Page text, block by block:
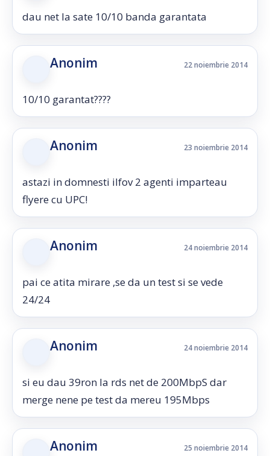
dau net la sate 10/10 banda garantata
Anonim 22 noiembrie 2014
10/10 garantat????
Anonim 23 noiembrie 2014
astazi in domnesti ilfov 2 agenti imparteau
flyere cu UPC!
Anonim 24 noiembrie 2014
pai ce atita mirare ,se da un test si se vede
24/24
Anonim 24 noiembrie 2014
si eu dau 39ron la rds net de 200MbpS dar
merge nene pe test da mereu 195Mbps
Anonim 25 noiembrie 2014